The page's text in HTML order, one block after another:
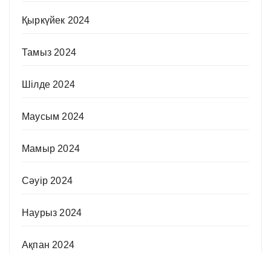
Қыркүйек 2024
Тамыз 2024
Шілде 2024
Маусым 2024
Мамыр 2024
Сәуір 2024
Наурыз 2024
Ақпан 2024